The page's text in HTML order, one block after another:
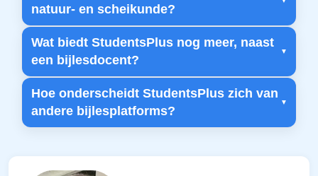
natuur- en scheikunde?
Wat biedt StudentsPlus nog meer, naast
een bijlesdocent?
Hoe onderscheidt StudentsPlus zich van
andere bijlesplatforms?